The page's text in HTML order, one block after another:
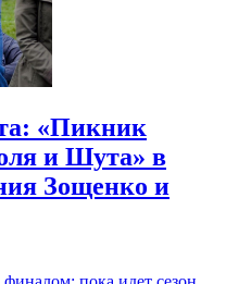
«Пикник
и Шута» в
Зощенко и